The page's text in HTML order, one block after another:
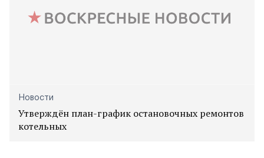
Новости
Утверждён план-график остановочных ремонтов
котельных